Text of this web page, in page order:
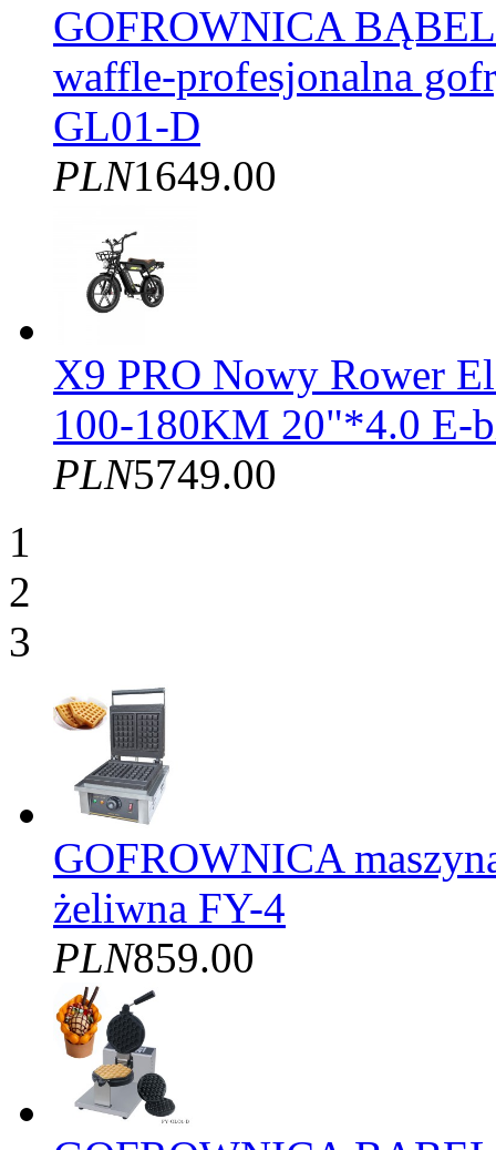
GOFROWNICA
waffle-profesjonalna
GL01-D
PLN1649.00
X9 PRO Nowy Rower
100-180KM 20"*4.0 E-
PLN5749.00
1
2
3
GOFROWNICA
żeliwna FY-4
PLN859.00